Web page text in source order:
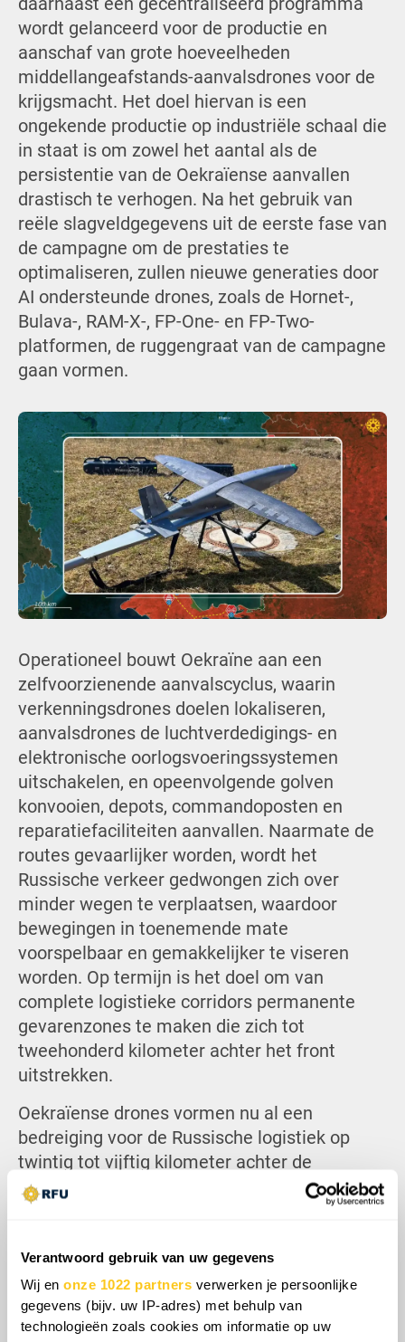
Verantwoord gebruik van uw gegevens
Wij enonze 1022 partners verwerken je persoonlijke
gegevens (bijv. uw IP-adres) met behulp van
technologieën zoals cookies om informatie op uw
wordt gelanceerd voor de productie en
aanschaf van grote hoeveelheden
middellangeafstands-aanvalsdrones voor de
krijgsmacht. Het doel hiervan is een
ongekende productie op industriële schaal die
in staat is om zowel het aantal als de
persistentie van de Oekraïense aanvallen
drastisch te verhogen. Na het gebruik van
reële slagveldgegevens uit de eerste fase van
de campagne om de prestaties te
optimaliseren, zullen nieuwe generaties door
AI ondersteunde drones, zoals de Hornet-,
Bulava-, RAM-X-, FP-One- en FP-Two-
platformen, de ruggengraat van de campagne
gaan vormen.
Operationeel bouwt Oekraïne aan een
zelfvoorzienende aanvalscyclus, waarin
verkenningsdrones doelen lokaliseren,
aanvalsdrones de luchtverdedigings- en
elektronische oorlogsvoeringssystemen
uitschakelen, en opeenvolgende golven
konvooien, depots, commandoposten en
reparatiefaciliteiten aanvallen. Naarmate de
routes gevaarlijker worden, wordt het
Russische verkeer gedwongen zich over
minder wegen te verplaatsen, waardoor
bewegingen in toenemende mate
voorspelbaar en gemakkelijker te viseren
worden. Op termijn is het doel om van
complete logistieke corridors permanente
gevarenzones te maken die zich tot
tweehonderd kilometer achter het front
uitstrekken.
Oekraïense drones vormen nu al een
bedreiging voor de Russische logistiek op
twintig tot vijftig kilometer achter de
frontlinies. Als de productie zich volgens plan
uitbreidt, zou het wekelijkse aantal aanvallen
huidige niveaus, waardoor de effecten van
een succesvolle tweede fase van de
campagne diepgaand zullen zijn. Russische
konvooien zullen gedwongen worden